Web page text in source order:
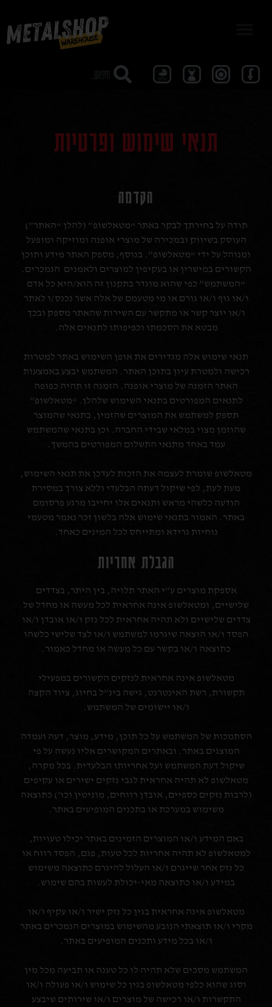
תנאי שימוש ופרטיות
הקדמה
תודה על בחירתך לבקר באתר “מטאלשופ” (להלן “האתר”)
העוסק בשיווק ובמכירה של מוצרי אופנה ומוזיקה ומופעל
ומנוהל על ידי “מטאלשופ”. בנוסף, מספק האתר מידע ותוכן
הקשורים במישרין או בעקיפין למוצרים ולאמנים הנמכרים.
“המשתמש” כפי שהוא מוגדר בתקנון זה הוא/היא כל אדם
ו/או גוף ו/או גורם או מי מטעמם של אלה אשר נכנס/ו לאתר
ו/או יוצר קשר או מתקשר עם השירות שהאתר מספק ובכך
מבטא את הסכמתו וכפיפותו לתנאים אלה.
תנאי שימוש אלה מגדירים את אופן השימוש באתר למטרות
רכישה ולמטרת עיון בתוכן האתר. המשתמש יבצע באמצעות
האתר הזמנה של מוצרי אופנה. הזמנה זו תהיה כפופה
לתנאים המפורטים בתנאי השימוש שלהלן. “מטאלשופ”
תספק למשתמש את המוצרים שהזמין, בתנאי שהמוצר
שהוזמן מצוי במלאי שבידי החברה. וכן בתנאי שהמשתמש
עמד באחד מתנאי התשלום המפורטים בהמשך.
מטאלשופ שומרת לעצמה את הזכות לעדכן את תנאי השימוש,
מעת לעת, לפי שיקול דעתה הבלעדי וללא צורך במסירת
הודעה כלשהי מראש ותנאים אלו יחייבו מרגע פרסומם
באתר. האמור בתנאי שימוש אלה בלשון זכר נאמר מטעמי
נוחיות גרידא ומתייחס לכל המינים כאחד.
הגבלת אחריות
אספקת מוצרים ע”י האתר תלויה, בין היתר, בצדדים
שלישיים, ומטאלשופ אינה אחראית לכל מעשה או מחדל של
צדדים שלישיים ולא תהיה אחראית לכל נזק ו/או אובדן ו/או
הפסד ו/או הוצאה שיגרמו למשתמש ו/או לצד שלישי כלשהו
כתוצאה ו/או בקשר עם כל מעשה או מחדל כאמור.
מטאלשופ אינה אחראית לנזקים הקשורים במפעילי
תקשורת, רשת האינטרנט, גישה בינ”ל בחיוג, ציוד הקצה
ו/או יישומים של המשתמש.
הסתמכות של המשתמש על כל תוכן, מידע, מוצר, דעה ועמדה
המוצגים באתר. ובאתרים המקושרים אליו נעשה על פי
שיקול דעת המשתמש ועל אחריותו הבלעדית. בכל מקרה,
מטאלשופ לא תהיה אחראית לגבי נזקים ישירים או עקיפים
(לרבות נזקים כספיים, אובדן רווחים, מוניטין וכו’) כתוצאה
משימוש במערכת או בתכנים המופיעים באתר.
באם המידע ו/או המוצרים הזמינים באתר יכילו טעויות,
למטאלשופ לא תהיה אחריות לכל טעות, פגם, הפסד רווח או
כל נזק אחר שייגרם ו/או העלול להיגרם כתוצאה משימוש
במידע ו/או כתוצאה מאי-יכולת לעשות בהם שימוש.
מטאלשופ אינה אחראית בגין כל נזק ישיר ו/או עקיף ו/או
מקרי ו/או תוצאתי הנובע מהשימוש במוצרים הנמכרים באתר
ו/או בכל מידע ותכנים המופיעים באתר.
המשתמש מסכים שלא תהיה לו כל טענה או תביעה מכל מין
וסוג שהוא כלפי מטאלשופ בגין כל שימוש ו/או פעולה ו/או
התקשרות ו/או רכישה של מוצרים ו/או שירותים שיבצע